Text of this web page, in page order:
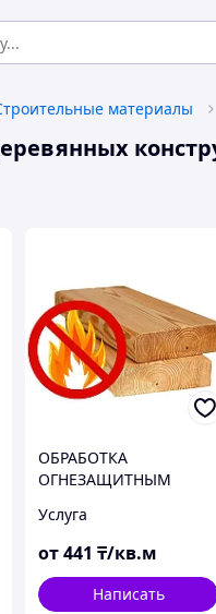
материалы
ОБРАБОТКА
ОГНЕЗАЩИТНЫМ
ДЕРЕВЯННЫХ
КОНСТРУКЦИЙ
Услуга
от441 ₸/кв.м
Написать